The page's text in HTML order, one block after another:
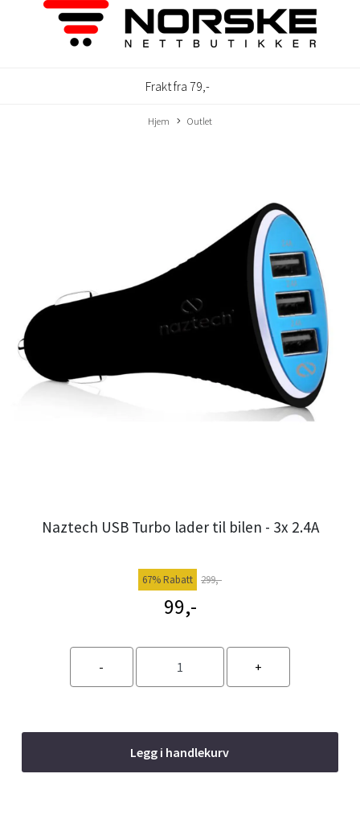
Frakt fra 79,-
Hjem Outlet
Naztech USB Turbo lader til bilen - 3x 2.4A
67% Rabatt 299,-
99,-
Legg i handlekurv